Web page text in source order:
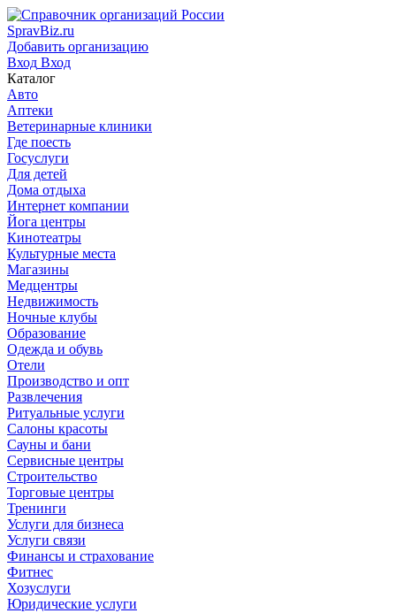
SpravBiz.ru
Добавить организацию
Вход Вход
Каталог
Авто
Аптеки
Ветеринарные клиники
Где поесть
Госуслуги
Для детей
Дома отдыха
Интернет компании
Йога центры
Кинотеатры
Культурные места
Магазины
Медцентры
Недвижимость
Ночные клубы
Образование
Одежда и обувь
Отели
Производство и опт
Развлечения
Ритуальные услуги
Салоны красоты
Сауны и бани
Сервисные центры
Строительство
Торговые центры
Тренинги
Услуги для бизнеса
Услуги связи
Финансы и страхование
Фитнес
Хозуслуги
Юридические услуги